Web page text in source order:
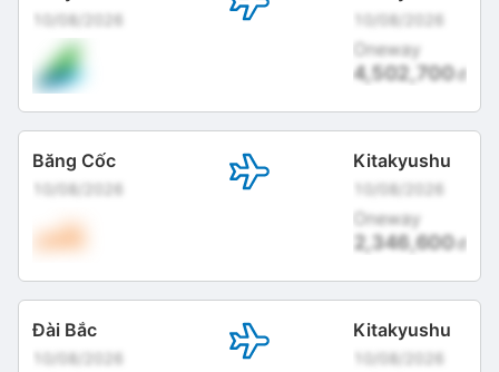
10/08/2026 10/08/2026
Oneway
4,502,700đ
Băng Cốc
10/08/2026
Kitakyushu
10/08/2026
Oneway
2,346,600đ
Đài Bắc
10/08/2026
Kitakyushu
10/08/2026